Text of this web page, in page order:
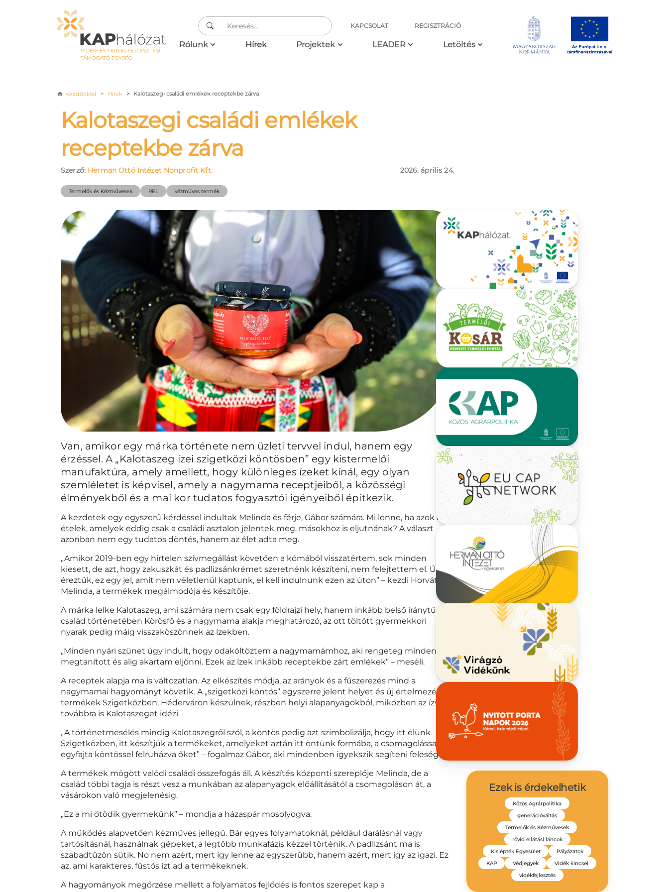
KAPCSOLAT REGISZTRÁCIÓ
Fő navigáció
Rólunk Hírek Projektek LEADER Letöltés
Morzsa
Kezdőoldal Hírek Kalotaszegi családi emlékek receptekbe zárva
Kalotaszegi családi emlékek
receptekbe zárva
Szerző: Herman Ottó Intézet Nonprofit Kft. 2026. április 24.
Termelők és Kézművesek REL kézműves termék
Van, amikor egy márka története nem üzleti tervvel indul, hanem egy
érzéssel. A „Kalotaszeg ízei szigetközi köntösben” egy kistermelői
manufaktúra, amely amellett, hogy különleges ízeket kínál, egy olyan
szemléletet is képvisel, amely a nagymama receptjeiből, a közösségi
élményekből és a mai kor tudatos fogyasztói igényeiből építkezik.
A kezdetek egy egyszerű kérdéssel indultak Melinda és férje, Gábor számára. Mi lenne, ha azok az
ételek, amelyek eddig csak a családi asztalon jelentek meg, másokhoz is eljutnának? A választ
azonban nem egy tudatos döntés, hanem az élet adta meg.
„Amikor 2019-ben egy hirtelen szívmegállást követően a kómából visszatértem, sok minden
kiesett, de azt, hogy zakuszkát és padlizsánkrémet szeretnénk készíteni, nem felejtettem el. Úgy
éreztük, ez egy jel, amit nem véletlenül kaptunk, el kell indulnunk ezen az úton” – kezdi Horváth
Melinda, a termékek megálmodója és készítője.
A márka lelke Kalotaszeg, ami számára nem csak egy földrajzi hely, hanem inkább belső iránytű. A
család történetében Körösfő és a nagymama alakja meghatározó, az ott töltött gyermekkori
nyarak pedig máig visszaköszönnek az ízekben.
„Minden nyári szünet úgy indult, hogy odaköltöztem a nagymamámhoz, aki rengeteg mindenre
megtanított és alig akartam eljönni. Ezek az ízek inkább receptekbe zárt emlékek” – meséli.
A receptek alapja ma is változatlan. Az elkészítés módja, az arányok és a fűszerezés mind a
nagymamai hagyományt követik. A „szigetközi köntös” egyszerre jelent helyet és új értelmezést. A
termékek Szigetközben, Héderváron készülnek, részben helyi alapanyagokból, miközben az ízvilág
továbbra is Kalotaszeget idézi.
„A történetmesélés mindig Kalotaszegről szól, a köntös pedig azt szimbolizálja, hogy itt élünk
Szigetközben, itt készítjük a termékeket, amelyeket aztán itt öntünk formába, a csomagolással
egyfajta köntössel felruházva őket” – fogalmaz Gábor, aki mindenben igyekszik segíteni feleségét.
A termékek mögött valódi családi összefogás áll. A készítés központi szereplője Melinda, de a
család többi tagja is részt vesz a munkában az alapanyagok előállításától a csomagoláson át, a
vásárokon való megjelenésig.
„Ez a mi ötödik gyermekünk” – mondja a házaspár mosolyogva.
A működés alapvetően kézműves jellegű. Bár egyes folyamatoknál, például darálásnál vagy
tartósításnál, használnak gépeket, a legtöbb munkafázis kézzel történik. A padlizsánt ma is
szabadtűzön sütik. No nem azért, mert így lenne az egyszerűbb, hanem azért, mert így az igazi. Ez
az, ami karakteres, füstös ízt ad a termékeknek.
A hagyományok megőrzése mellett a folyamatos fejlődés is fontos szerepet kap a
Ezek is érdekelhetik
Közös Agrárpolitika
generációváltás
Termelők és Kézművesek
rövid ellátási láncok
Kislépték Egyesület
Pályázatok
KAP
Védjegyek
Vidék kincsei
vidékfejlesztés